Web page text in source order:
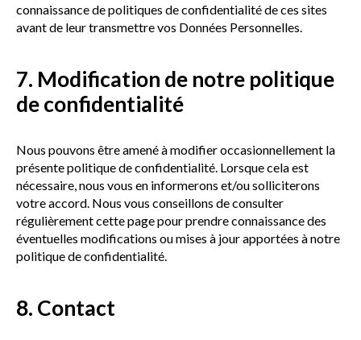
connaissance de politiques de confidentialité de ces sites
avant de leur transmettre vos Données Personnelles.
7. Modification de notre politique
de confidentialité
Nous pouvons être amené à modifier occasionnellement la
présente politique de confidentialité. Lorsque cela est
nécessaire, nous vous en informerons et/ou solliciterons
votre accord. Nous vous conseillons de consulter
régulièrement cette page pour prendre connaissance des
éventuelles modifications ou mises à jour apportées à notre
politique de confidentialité.
8. Contact